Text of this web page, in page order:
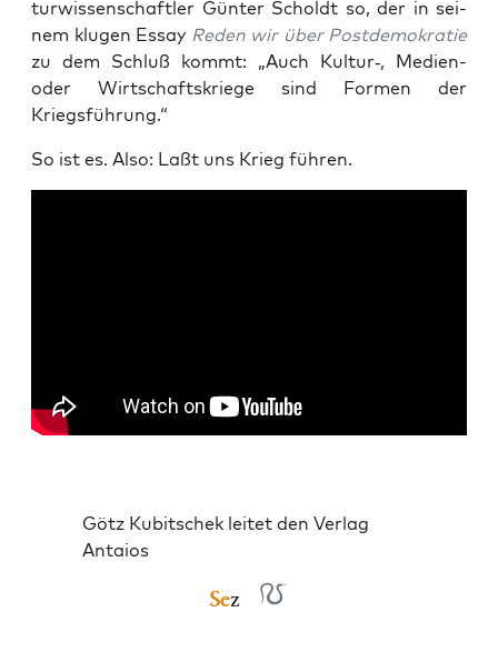
tur­wis­sen­schaft­ler Gün­ter Scholdt so, der in sei­
nem klu­gen Essay Reden wir über Post­de­mo­kra­tie
zu dem Schluß kommt: „Auch Kultur‑, Medi­en-
oder Wirt­schafts­krie­ge sind For­men der
Kriegsführung.“
So ist es. Also: Laßt uns Krieg führen.
Götz Kubitschek leitet den Verlag
Antaios